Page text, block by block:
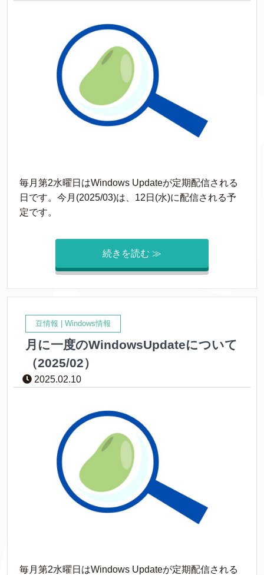
毎月第2水曜日はWindows Updateが定期配信される
日です。今月(2025/03)は、12日(水)に配信される予
定です。
続きを読む ≫
豆情報 Windows情報
月に一度のWindowsUpdateについて
（2025/02）
2025.02.10
毎月第2水曜日はWindows Updateが定期配信される